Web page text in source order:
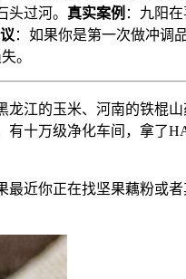
过河。 真实案例 ：九阳
：如果你是第一次做冲调
。
江的玉米、河南的铁棍
十万级净化车间，拿了
近你正在找坚果藕粉或